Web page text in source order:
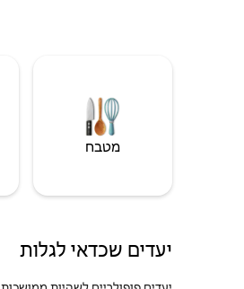
מטבח
יעדים שכדאי לגלות